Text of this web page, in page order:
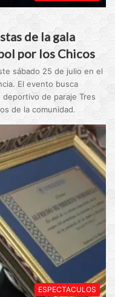
de la gala
por los Chicos
sábado 25 de julio en el
El evento busca
de paraje Tres
de la comunidad.
ESPECTACULOS